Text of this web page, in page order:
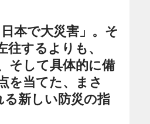
日本で大災害」。そ
往するよりも、
そして具体的に備
を当てた、まさ
る新しい防災の指